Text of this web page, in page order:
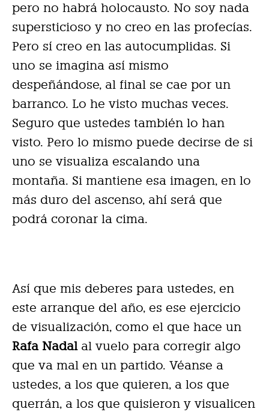
pero no habrá holocausto. No soy nada
supersticioso y no creo en las profecías.
Pero sí creo en las autocumplidas. Si
uno se imagina así mismo
despeñándose, al final se cae por un
barranco. Lo he visto muchas veces.
Seguro que ustedes también lo han
visto. Pero lo mismo puede decirse de si
uno se visualiza escalando una
montaña. Si mantiene esa imagen, en lo
más duro del ascenso, ahí será que
podrá coronar la cima.
Así que mis deberes para ustedes, en
este arranque del año, es ese ejercicio
de visualización, como el que hace un
Rafa Nadal al vuelo para corregir algo
que va mal en un partido. Véanse a
ustedes, a los que quieren, a los que
querrán, a los que quisieron y visualicen